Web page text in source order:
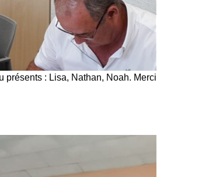
présents : Lisa, Nathan, Noah. Merci